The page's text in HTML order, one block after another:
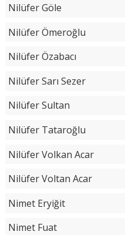
Nilüfer Göle
Nilüfer Ömeroğlu
Nilüfer Özabacı
Nilüfer Sarı Sezer
Nilüfer Sultan
Nilüfer Tataroğlu
Nilüfer Volkan Acar
Nilüfer Voltan Acar
Nimet Eryiğit
Nimet Fuat